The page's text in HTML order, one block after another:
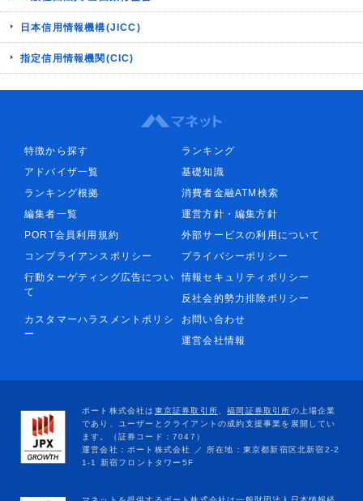
日本信用情報機構(JICC)
指定信用情報機関(CIC)
特徴から探す
ランキング
アドバイザ一覧
基礎知識
ランキング根拠
消費者金融ATM検索
編集者一覧
運営方針・編集方針
PORT会員利用規約
外部サービスの利用について
コンプライアンスポリシー
プライバシーポリシー
行動ターゲティング広告につい
て
情報セキュリティポリシー
反社会的勢力排除ポリシー
カスタマーハラスメントポリシ
ー
お問い合わせ
運営会社情報